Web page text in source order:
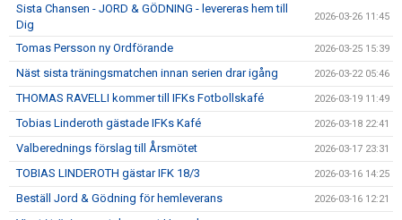
Sista Chansen - JORD & GÖDNING - levereras hem till
Dig
2026-03-26 11:45
Tomas Persson ny Ordförande 2026-03-25 15:39
Näst sista träningsmatchen innan serien drar igång 2026-03-22 05:46
THOMAS RAVELLI kommer till IFKs Fotbollskafé 2026-03-19 11:49
Tobias Linderoth gästade IFKs Kafé 2026-03-18 22:41
Valberednings förslag till Årsmötet 2026-03-17 23:31
TOBIAS LINDEROTH gästar IFK 18/3 2026-03-16 14:25
Beställ Jord & Gödning för hemleverans 2026-03-16 12:21